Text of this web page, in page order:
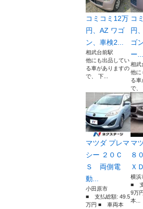
コミコミ12万
円、AZ ワゴ
ン、車検2...
相武台前駅
他にも出品してい
る車がありますの
で、 下...
コ
円
ゴ
ー...
相武
他に
る車
で、
マツダ プレマ
シー ２０Ｃ
Ｓ 両側電
動...
小田原市
■ 支払総額: 49.5
万円 ■ 車両本
マ
８
Ｘ
横浜
■ 支
9万
本...